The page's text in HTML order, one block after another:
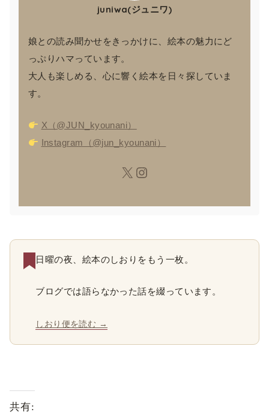
juniwa(ジュニワ)
娘との読み聞かせをきっかけに、絵本の魅力にど
っぷりハマっています。
大人も楽しめる、心に響く絵本を日々探していま
す。
X（@JUN_kyounani）
Instagram（@jun_kyounani）
日曜の夜、絵本のしおりをもう一枚。
ブログでは語らなかった話を綴っています。
しおり便を読む →
共有: